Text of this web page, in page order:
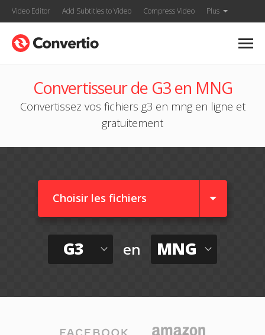
Video Editor Add Subtitles to Video Compress Video Plus
Convertisseur de G3 en MNG
Convertissez vos fichiers g3 en mng en ligne et
gratuitement
Choisir les fichiers
G3 en MNG